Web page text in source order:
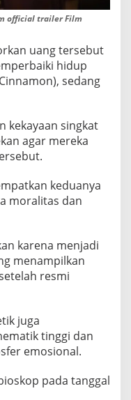
official trailer Film
uang tersebut
hidup
sedang
kekayaan singkat
agar mereka
keduanya
moralitas dan
karena menjadi
menampilkan
resmi
juga
tinggi dan
emosional.
pada tanggal